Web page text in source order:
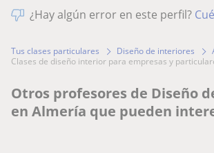
¿Hay algún error en este perfil?
Tus clases particulares Diseño de interiores
clases de diseño interior para empresas y
Otros profesores de Diseño
en Almería que pueden